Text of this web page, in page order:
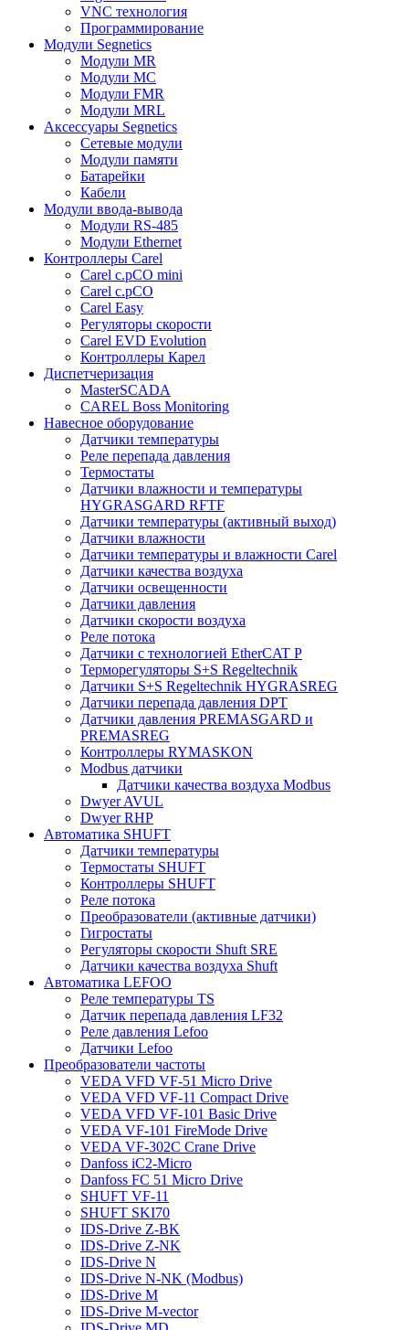
VNC технология
Программирование
Модули Segnetics
Модули MR
Модули MC
Модули FMR
Модули MRL
Аксессуары Segnetics
Сетевые модули
Модули памяти
Батарейки
Кабели
Модули ввода-вывода
Модули RS-485
Модули Ethernet
Контроллеры Carel
Carel c.pCO mini
Carel c.pCO
Carel Easy
Регуляторы скорости
Carel EVD Evolution
Контроллеры Карел
Диспетчеризация
MasterSCADA
CAREL Boss Monitoring
Навесное оборудование
Датчики температуры
Реле перепада давления
Термостаты
Датчики влажности и температуры
HYGRASGARD RFTF
Датчики температуры (активный выход)
Датчики влажности
Датчики температуры и влажности Carel
Датчики качества воздуха
Датчики освещенности
Датчики давления
Датчики скорости воздуха
Реле потока
Датчики с технологией EtherCAT P
Терморегуляторы S+S Regeltechnik
Датчики S+S Regeltechnik HYGRASREG
Датчики перепада давления DPT
Датчики давления PREMASGARD и
PREMASREG
Контроллеры RYMASKON
Modbus датчики
Датчики качества воздуха Modbus
Dwyer AVUL
Dwyer RHP
Автоматика SHUFT
Датчики температуры
Термостаты SHUFT
Контроллеры SHUFT
Реле потока
Преобразователи (активные датчики)
Гигростаты
Регуляторы скорости Shuft SRE
Датчики качества воздуха Shuft
Автоматика LEFOO
Реле температуры TS
Датчик перепада давления LF32
Реле давления Lefoo
Датчики Lefoo
Преобразователи частоты
VEDA VFD VF-51 Micro Drive
VEDA VFD VF-11 Compact Drive
VEDA VFD VF-101 Basic Drive
VEDA VF-101 FireMode Drive
VEDA VF-302C Crane Drive
Danfoss iC2-Micro
Danfoss FC 51 Micro Drive
SHUFT VF-11
SHUFT SKI70
IDS-Drive Z-BK
IDS-Drive Z-NK
IDS-Drive N
IDS-Drive N-NK (Modbus)
IDS-Drive M
IDS-Drive M-vector